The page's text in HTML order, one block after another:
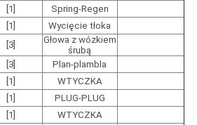
[1]
Spring-Regen
[1]
Wycięcie tłoka
[3]
Głowa z wózkiem
śrubą
[3]
Plan-plambla
[1]
WTYCZKA
[1]
PLUG-PLUG
[1]
WTYCZKA